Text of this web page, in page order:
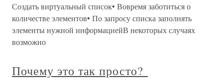
Создать виртуальный список• Вовремя заботиться о
количестве элементов• По запросу списка заполнять
элементы нужной информациейВ некоторых случаях
возможно
Почему это так просто?